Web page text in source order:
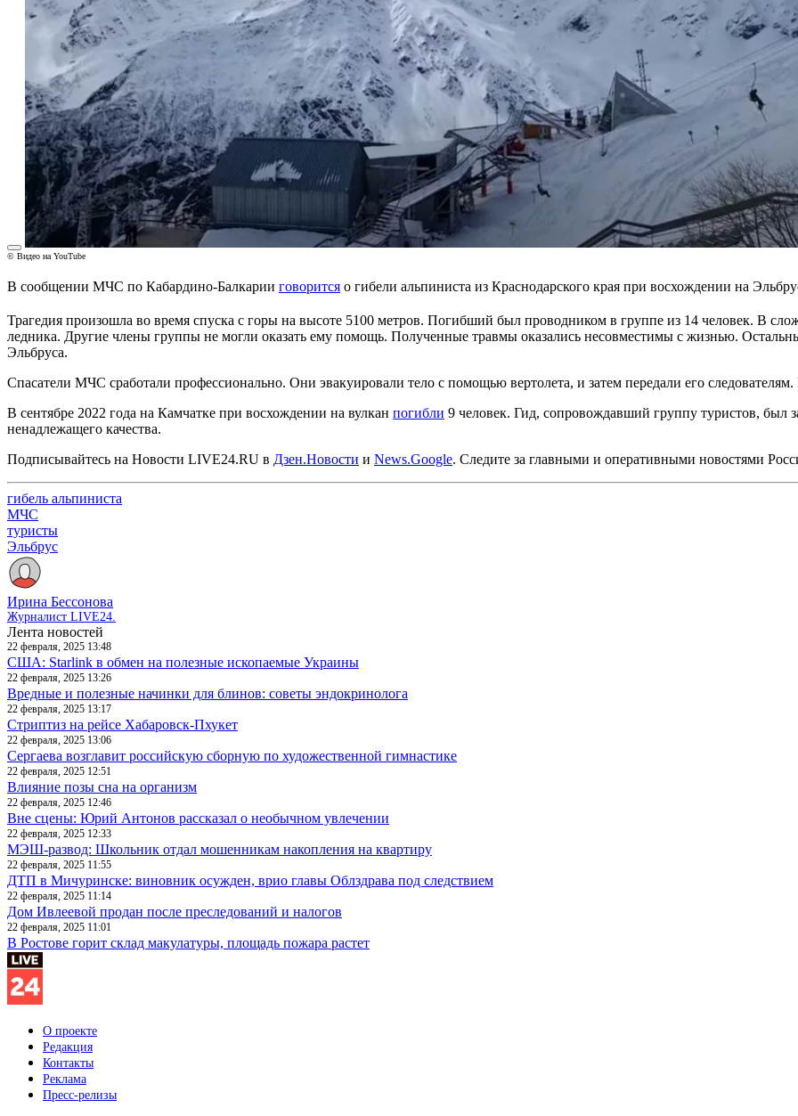
© Видео на YouTube
В сообщении МЧС по Кабардино-Балкарии говорится о гибели альпиниста из Краснодарского края при восхождении на
Трагедия произошла во время спуска с горы на высоте 5100 метров. Погибший был проводником в группе из 14 человек. В
ледника. Другие члены группы не могли оказать ему помощь. Полученные травмы оказались несовместимы с жизнью.
Эльбруса.
Спасатели МЧС сработали профессионально. Они эвакуировали тело с помощью вертолета, и затем передали его
В сентябре 2022 года на Камчатке при восхождении на вулкан погибли 9 человек. Гид, сопровождавший группу туристов, был
ненадлежащего качества.
Подписывайтесь на Новости LIVE24.RU в Дзен.Новости и News.Google. Следите за главными и оперативными новостями
гибель альпиниста
МЧС
туристы
Эльбрус
Ирина Бессонова
Журналист LIVE24.
Лента новостей
22 февраля, 2025 13:48
США: Starlink в обмен на полезные ископаемые Украины
22 февраля, 2025 13:26
Вредные и полезные начинки для блинов: советы эндокринолога
22 февраля, 2025 13:17
Стриптиз на рейсе Хабаровск-Пхукет
22 февраля, 2025 13:06
Сергаева возглавит российскую сборную по художественной гимнастике
22 февраля, 2025 12:51
Влияние позы сна на организм
22 февраля, 2025 12:46
Вне сцены: Юрий Антонов рассказал о необычном увлечении
22 февраля, 2025 12:33
МЭШ-развод: Школьник отдал мошенникам накопления на квартиру
22 февраля, 2025 11:55
ДТП в Мичуринске: виновник осужден, врио главы Облздрава под следствием
22 февраля, 2025 11:14
Дом Ивлеевой продан после преследований и налогов
22 февраля, 2025 11:01
В Ростове горит склад макулатуры, площадь пожара растет
О проекте
Редакция
Контакты
Реклама
Пресс-релизы